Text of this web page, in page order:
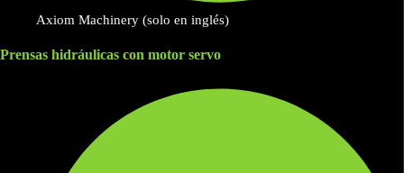
Axiom Machinery (solo en inglés)
Prensas hidráulicas con motor servo